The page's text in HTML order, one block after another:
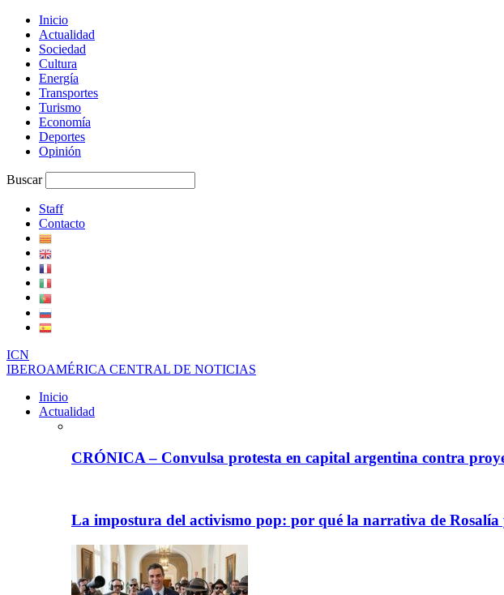
Inicio
Actualidad
Sociedad
Cultura
Energía
Transportes
Turismo
Economía
Deportes
Opinión
Buscar
Staff
Contacto
ICN
IBEROAMÉRICA CENTRAL DE NOTICIAS
Inicio
Actualidad
CRÓNICA – Convulsa protesta en capital argentina contra
La impostura del activismo pop: por qué la narrativa de Rosalía